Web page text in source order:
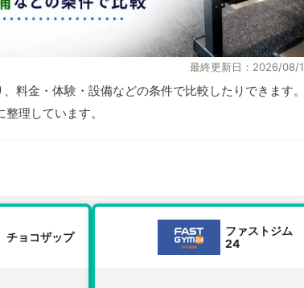
最終更新日：2026/08/
料金・体験・設備などの条件で比較したりできます
理しています。
チョコザップ
ファストジム
24